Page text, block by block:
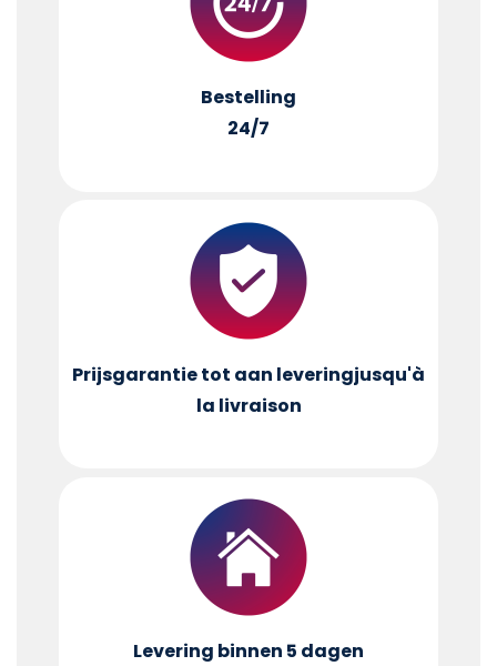
Bestelling
24/7
Prijsgarantie tot aan leveringjusqu'à
la livraison
Levering binnen 5 dagen